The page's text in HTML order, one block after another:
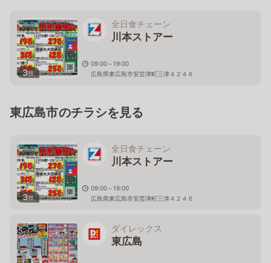
3枚
全日食チェーン
川本ストアー
09:00～19:00
広島県東広島市安芸津町三津４２４６
東広島市のチラシを見る
3枚
全日食チェーン
川本ストアー
09:00～19:00
広島県東広島市安芸津町三津４２４６
ダイレックス
東広島